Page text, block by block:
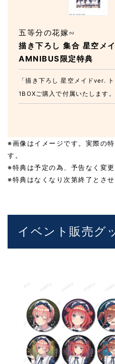
描き下ろし 集合 星空メ
AMNIBUS限定特典
五等分の花嫁∽
「描き下ろし 星空メイドver.
1BOXご購入で付属いたします。
※画像はイメージです。実際の
す。
※特典は予定の為、予告なく変
※特典はなくなり次第終了とさせ
イベント販売グ